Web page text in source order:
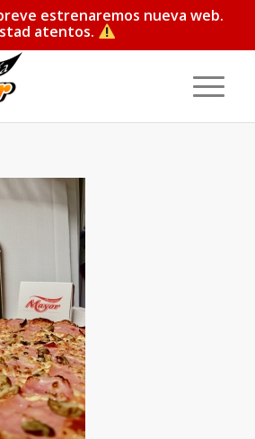
estrenaremos nueva web.
atentos.